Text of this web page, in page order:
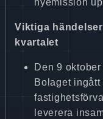
Viktiga
kvartalet
Den 9
Bolaget ingått
leverera